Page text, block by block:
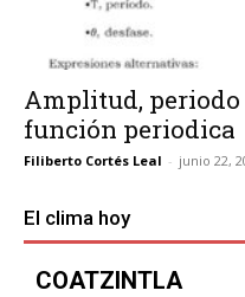
Amplitud,
función periodica
Filiberto Cortés Leal - junio 22,
El clima hoy
COATZINTLA